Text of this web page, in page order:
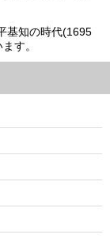
基知の時代(1695
す。